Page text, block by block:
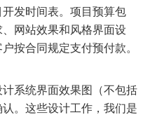
发时间表。项目预算包
网站效果和风格界面设
按合同规定支付预付款。
计系统界面效果图（不包括
。这些设计工作，我们是